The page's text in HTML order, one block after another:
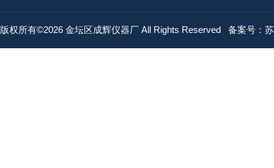
版权所有©2026 金坛区成辉仪器厂 All Rights Reserved 备案号：